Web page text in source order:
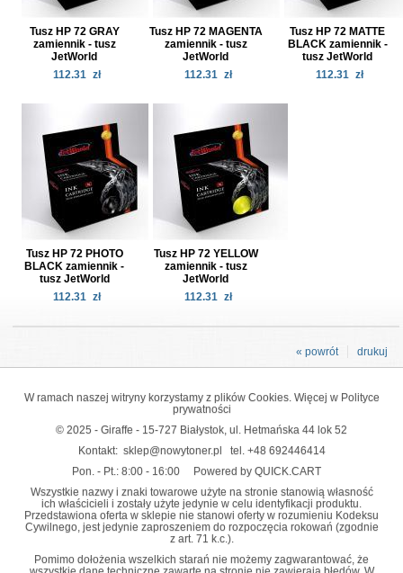
Tusz HP 72 GRAY
zamiennik - tusz
JetWorld
112.31 zł
Tusz HP 72 MAGENTA
zamiennik - tusz
JetWorld
112.31 zł
Tusz HP 72 MATTE
BLACK zamiennik -
tusz JetWorld
112.31 zł
Tusz HP 72 PHOTO
BLACK zamiennik -
tusz JetWorld
112.31 zł
Tusz HP 72 YELLOW
zamiennik - tusz
JetWorld
112.31 zł
drukuj
« powrót
W ramach naszej witryny korzystamy z plików Cookies. Więcej w Polityce
prywatności
© 2025 - Giraffe - 15-727 Białystok, ul. Hetmańska 44 lok 52
Kontakt: sklep@nowytoner.pl tel. +48 692446414
Pon. - Pt.: 8:00 - 16:00
Powered by QUICK.CART
Wszystkie nazwy i znaki towarowe użyte na stronie stanowią własność
ich właścicieli i zostały użyte jedynie w celu identyfikacji produktu.
Przedstawiona oferta w sklepie nie stanowi oferty w rozumieniu Kodeksu
Cywilnego, jest jedynie zaproszeniem do rozpoczęcia rokowań (zgodnie
z art. 71 k.c.).
Pomimo dołożenia wszelkich starań nie możemy zagwarantować, że
wszystkie dane techniczne zawarte na stronie nie zawierają błędów. W